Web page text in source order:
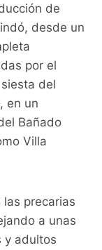
de
desde un
por el
del
en un
Bañado
Villa
precarias
a unas
y adultos